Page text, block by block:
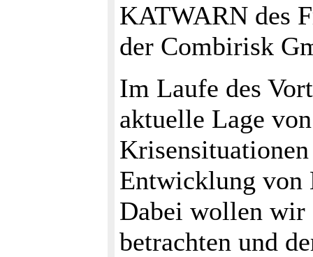
KATWARN des
der Combirisk
Im Laufe des
aktuelle Lage
Entwicklung von
Dabei wollen wir
betrachten und